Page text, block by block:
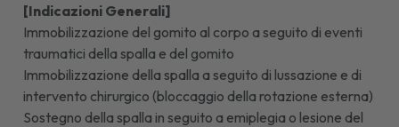
[Indicazioni Generali]
Immobilizzazione del gomito al corpo a seguito di eventi
traumatici della spalla e del gomito
Immobilizzazione della spalla a seguito di lussazione e di
intervento chirurgico (bloccaggio della rotazione esterna)
Sostegno della spalla in seguito a emiplegia o lesione del